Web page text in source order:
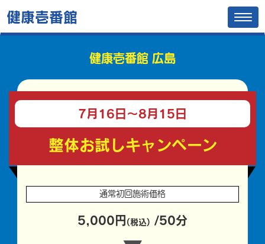
健康壱番館
健康壱番館 広島
7月16日〜8月15日
整体お試しキャンペーン
通常初回施術価格
5,000円(税込) /50分